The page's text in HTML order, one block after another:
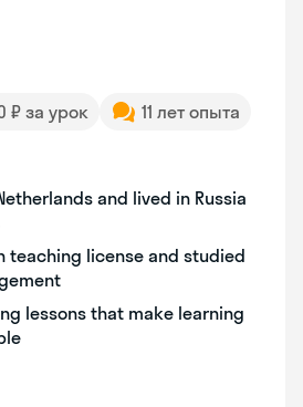
₽ за урок
11 лет опыта
and lived in Russia
teaching license and studied
lessons that make learning